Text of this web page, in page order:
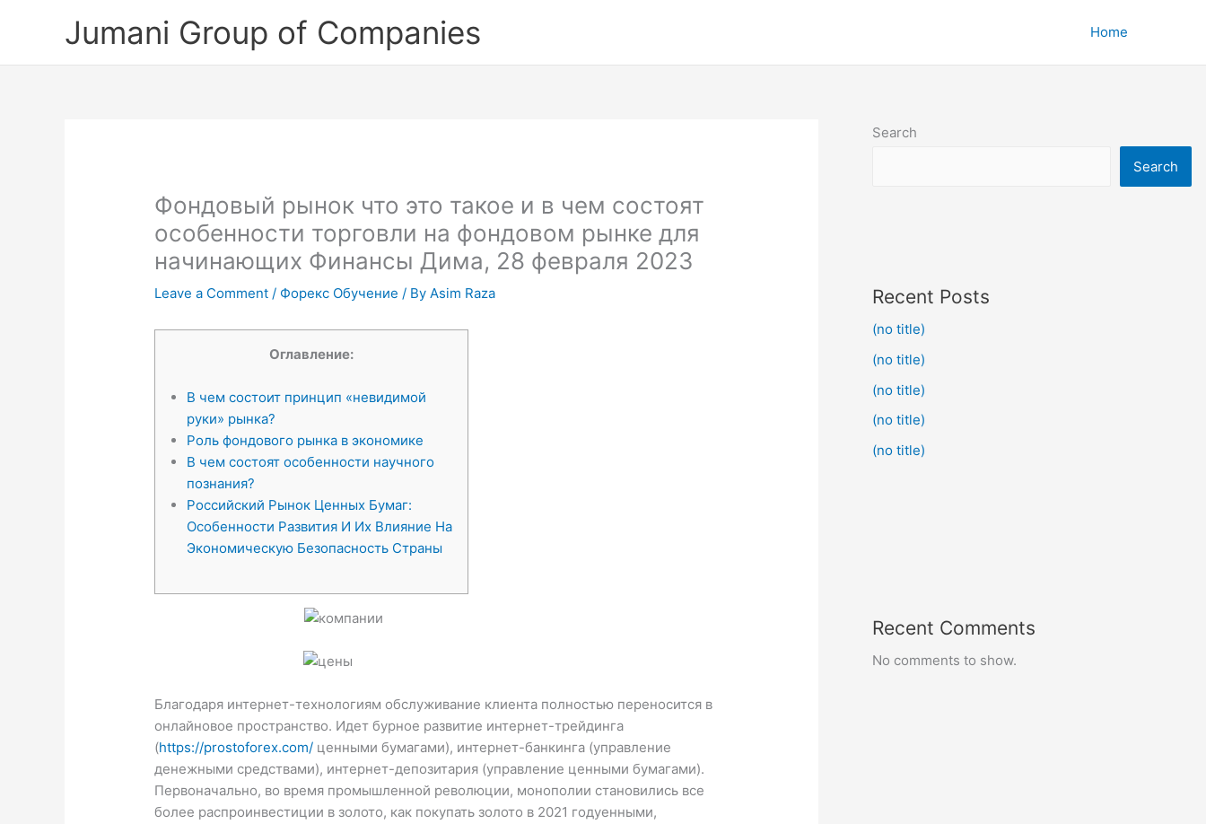
Jumani Group of Companies Home
Фондовый рынок что это такое и в чем состоят
особенности торговли на фондовом рынке для
начинающих Финансы Дима, 28 февраля 2023
Leave a Comment / Форекс Обучение / ByAsim Raza
Оглавление:
В чем состоит принцип «невидимой
руки» рынка?
Роль фондового рынка в экономике
В чем состоят особенности научного
познания?
Российский Рынок Ценных Бумаг:
Особенности Развития И Их Влияние На
Экономическую Безопасность Страны
Благодаря интернет-технологиям обслуживание клиента полностью переносится в
онлайновое пространство. Идет бурное развитие интернет-трейдинга
(https://prostoforex.com/ ценными бумагами), интернет-банкинга (управление
денежными средствами), интернет-депозитария (управление ценными бумагами).
Первоначально, во время промышленной революции, монополии становились все
более распроинвестиции в золото, как покупать золото в 2021 годуенными,
Search
Search
Recent Posts
(no title)
(no title)
(no title)
(no title)
(no title)
Recent Comments
No comments to show.